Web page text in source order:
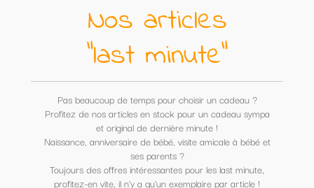
Nos articles
"last minute"
Pas beaucoup de temps pour choisir un cadeau ?
Profitez de nos articles en stock pour un cadeau sympa
et original de dernière minute !
Naissance, anniversaire de bébé, visite amicale à bébé et
ses parents ?
Toujours des offres intéressantes pour les last minute,
profitez-en vite, il n'y a qu'un exemplaire par article !